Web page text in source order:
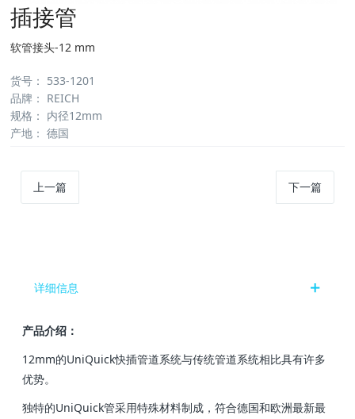
插接管
软管接头-12 mm
货号 ： 533-1201
品牌 ： REICH
规格 ： 内径12mm
产地 ： 德国
上一篇 下一篇
详细信息
产品介绍：
12mm的UniQuick快插管道系统与传统管道系统相比具有许多
优势。
独特的UniQuick管采用特殊材料制成，符合德国和欧洲最新最